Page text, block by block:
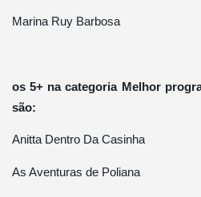
Marina Ruy Barbosa
os 5+ na categoria Melhor
são:
Anitta Dentro Da Casinha
As Aventuras de Poliana